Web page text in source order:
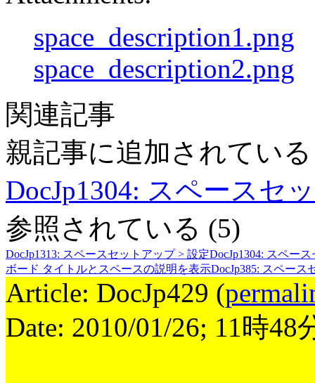
space_description1.png
space_description2.png
関連記事
親記事に追加されてい
DocJp1304: スペースセ
参照されている (5)
DocJp1313: スペースセットアップ > 設定DocJp1304: スペース
ボード タイトルとスペースの説明を表示DocJp385: スペース
Article: DocJp429 (
Date: 2010/01/26; 11時48